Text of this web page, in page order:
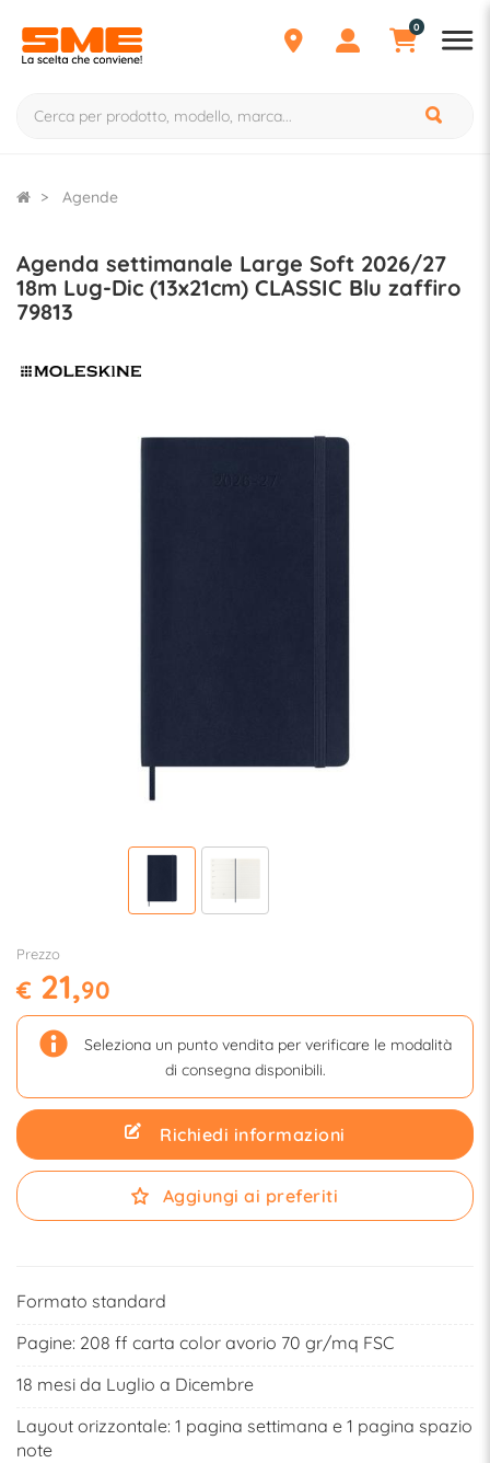
0
Agende
Agenda settimanale Large Soft 2026/27
18m Lug-Dic (13x21cm) CLASSIC Blu zaffiro
79813
Prezzo
€ 21,90
Seleziona un punto vendita per verificare le modalità
di consegna disponibili.
Richiedi informazioni
Aggiungi ai preferiti
Formato standard
Pagine: 208 ff carta color avorio 70 gr/mq FSC
18 mesi da Luglio a Dicembre
Layout orizzontale: 1 pagina settimana e 1 pagina spazio
note